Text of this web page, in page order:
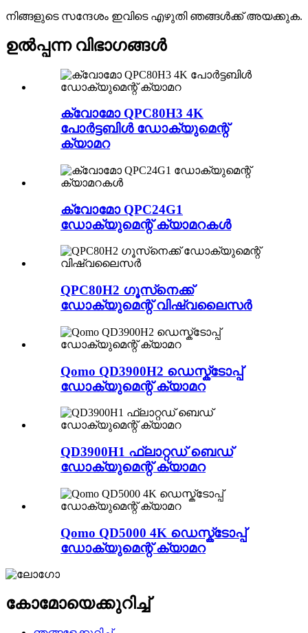
നിങ്ങളുടെ സന്ദേശം ഇവിടെ എഴുതി ഞങ്ങൾക്ക് അയക്കുക.
ഉൽപ്പന്ന വിഭാഗങ്ങൾ
ക്വോമോ QPC80H3 4K
പോർട്ടബിൾ ഡോക്യുമെന്റ്
ക്യാമറ
ക്വോമോ QPC24G1
ഡോക്യുമെന്റ് ക്യാമറകൾ
QPC80H2 ഗൂസ്‌നെക്ക്
ഡോക്യുമെന്റ് വിഷ്വലൈസർ
Qomo QD3900H2 ഡെസ്ക്ടോപ്പ്
ഡോക്യുമെന്റ് ക്യാമറ
QD3900H1 ഫ്ലാറ്റഡ് ബെഡ്
ഡോക്യുമെന്റ് ക്യാമറ
Qomo QD5000 4K ഡെസ്ക്ടോപ്പ്
ഡോക്യുമെന്റ് ക്യാമറ
കോമോയെക്കുറിച്ച്